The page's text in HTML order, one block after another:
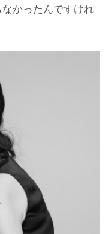
かったんですけれ